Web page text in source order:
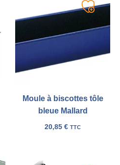
Moule à biscottes tôle
bleue Mallard
20,85 € TTC
Ajouter
liste